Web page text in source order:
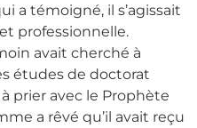
a témoigné, il s’agissait
professionnelle.
avait cherché à
études de doctorat
prier avec le Prophète
a rêvé qu’il avait reçu